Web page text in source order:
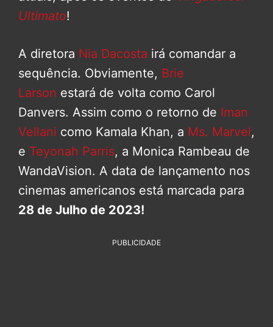
Ultimato!
A diretora Nia Dacosta irá comandar a
sequência. Obviamente, Brie
Larson estará de volta como Carol
Danvers. Assim como o retorno de Iman
Vellani como Kamala Khan, a Ms. Marvel,
e Teyonah Parris, a Monica Rambeau de
WandaVision. A data de lançamento nos
cinemas americanos está marcada para
28 de Julho de 2023!
PUBLICIDADE